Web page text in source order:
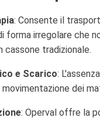
: Consente il
forma irregolare che
cassone tradizionale.
e Scarico:
dei
: Operval offre la